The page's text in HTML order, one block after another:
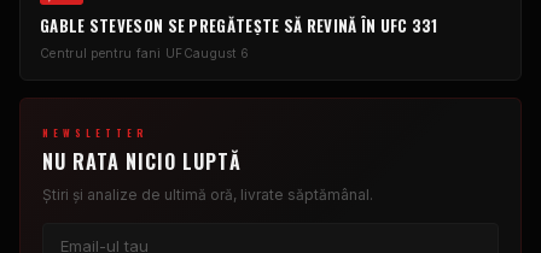
GABLE STEVESON SE PREGĂTEȘTE SĂ REVINĂ ÎN UFC 331
Centrul pentru fani UFCaugust 6
NEWSLETTER
NU RATA NICIO LUPTĂ
Știri și analize de ultimă oră, livrate săptămânal.